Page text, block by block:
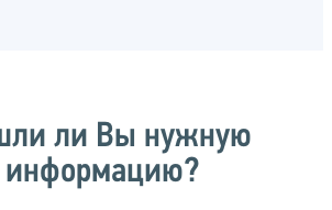
ли Вы нужную
информацию?